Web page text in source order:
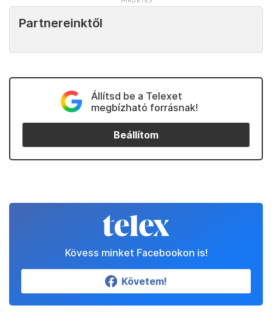
Partnereinktől
Állítsd be a Telexet
megbízható forrásnak!
Beállítom
Kövess minket Facebookon is!
Követem!